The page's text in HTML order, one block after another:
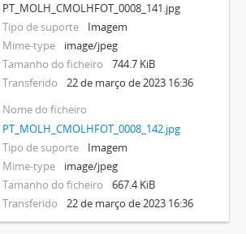
PT_MOLH_CMOLHFOT_0008_141.jpg
Tipo de suporte
Imagem
Mime-type
image/jpeg
Tamanho do ficheiro
744.7 KiB
Transferido
22 de março de 2023 16:36
Nome do ficheiro
PT_MOLH_CMOLHFOT_0008_142.jpg
Tipo de suporte
Imagem
Mime-type
image/jpeg
Tamanho do ficheiro
667.4 KiB
Transferido
22 de março de 2023 16:36